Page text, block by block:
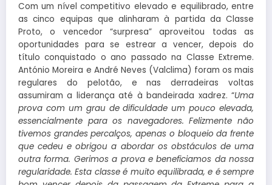
Com um nível competitivo elevado e equilibrado, entre
as cinco equipas que alinharam à partida da Classe
Proto, o vencedor “surpresa” aproveitou todas as
oportunidades para se estrear a vencer, depois do
título conquistado o ano passado na Classe Extreme.
António Moreira e André Neves (Valclima) foram os mais
regulares do pelotão, e nas derradeiras voltas
assumiram a liderança até à bandeirada xadrez. “Uma
prova com um grau de dificuldade um pouco elevada,
essencialmente para os navegadores. Felizmente não
tivemos grandes percalços, apenas o bloqueio da frente
que cedeu e obrigou a abordar os obstáculos de uma
outra forma. Gerimos a prova e beneficiamos da nossa
regularidade. Esta classe é muito equilibrada, e é sempre